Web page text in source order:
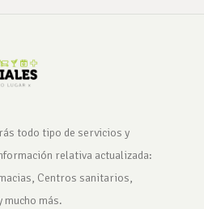
todo tipo de servicios y
relativa actualizada:
Centros sanitarios,
mucho más.